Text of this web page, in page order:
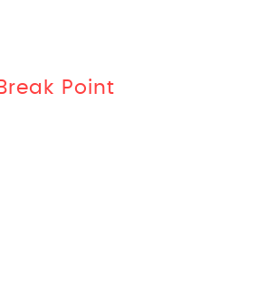
Point